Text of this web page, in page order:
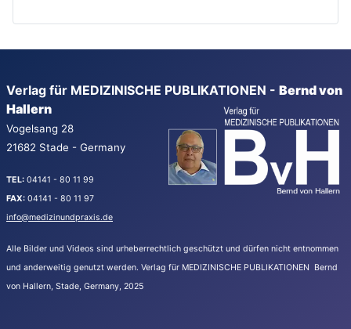
Verlag für MEDIZINISCHE PUBLIKATIONEN - Bernd von
Hallern
Vogelsang 28
21682 Stade - Germany
TEL: 04141 - 80 11 99
FAX: 04141 - 80 11 97
info@medizinundpraxis.de
Alle Bilder und Videos sind urheberrechtlich geschützt und dürfen nicht entnommen
und anderweitig genutzt werden. Verlag für MEDIZINISCHE PUBLIKATIONEN Bernd
von Hallern, Stade, Germany, 2025